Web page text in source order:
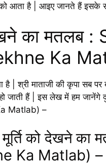
को आता है | आइए जानते हैं इसके
का मतलब
Ka
है | श्री माताजी की कृपा सब
हो जाती हैं | इस लेख में हम
Matlab) –
मूर्ति को देखने
Ka Matlab) –